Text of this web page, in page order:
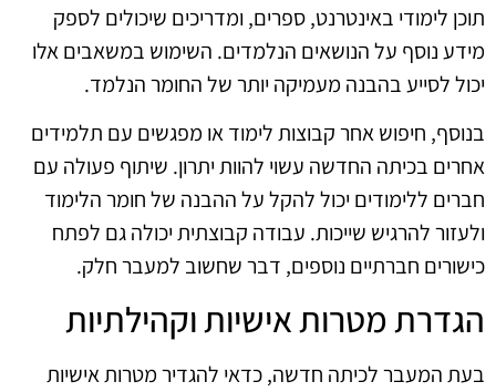
תוכן לימודי באינטרנט, ספרים, ומדריכים שיכולים לספק
מידע נוסף על הנושאים הנלמדים. השימוש במשאבים אלו
יכול לסייע בהבנה מעמיקה יותר של החומר הנלמד.
בנוסף, חיפוש אחר קבוצות לימוד או מפגשים עם תלמידים
אחרים בכיתה החדשה עשוי להוות יתרון. שיתוף פעולה עם
חברים ללימודים יכול להקל על ההבנה של חומר הלימוד
ולעזור להרגיש שייכות. עבודה קבוצתית יכולה גם לפתח
כישורים חברתיים נוספים, דבר שחשוב למעבר חלק.
הגדרת מטרות אישיות וקהילתיות
בעת המעבר לכיתה חדשה, כדאי להגדיר מטרות אישיות